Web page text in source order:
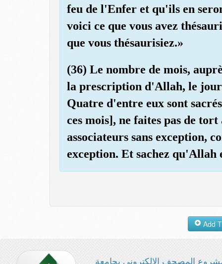
feu de l'Enfer et qu'ils en
voici ce que vous avez
que vous thésaurisiez.»
(36) Le nombre de mois,
la prescription d'Allah, le
Quatre d'entre eux sont
ces mois], ne faites pas de
associateurs sans exception,
exception. Et sachez qu'Allah
المصحف الإلكتروني بجامعة